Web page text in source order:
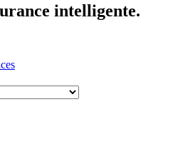
intelligente.